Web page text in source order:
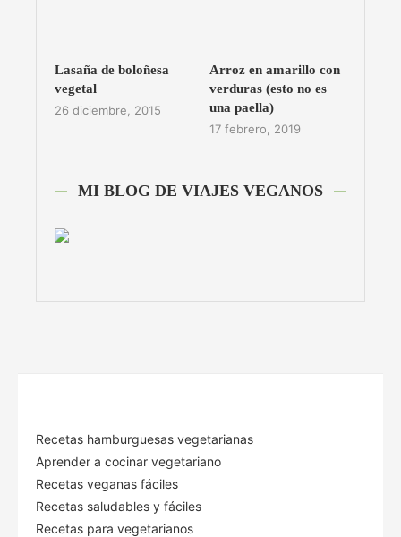
Lasaña de boloñesa
vegetal
26 diciembre, 2015
Arroz en amarillo con
verduras (esto no es
una paella)
17 febrero, 2019
MI BLOG DE VIAJES VEGANOS
Recetas hamburguesas vegetarianas
Aprender a cocinar vegetariano
Recetas veganas fáciles
Recetas saludables y fáciles
Recetas para vegetarianos